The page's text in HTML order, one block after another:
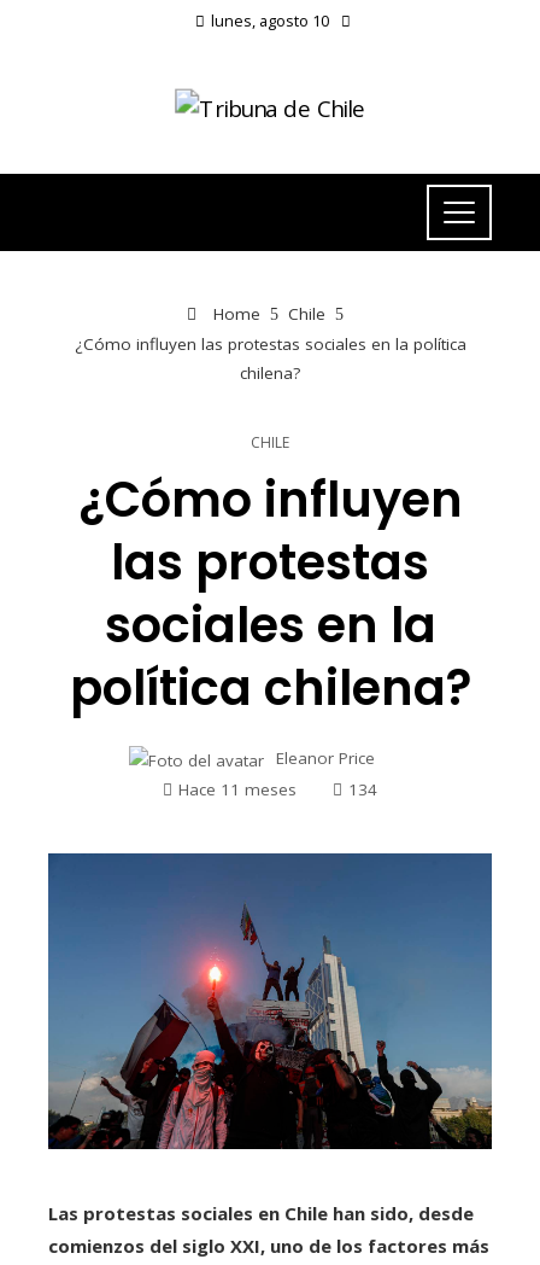
lunes, agosto 10
Home
Chile
¿Cómo influyen las protestas sociales en la política
chilena?
CHILE
¿Cómo influyen
las protestas
sociales en la
política chilena?
Eleanor Price
Hace 11 meses
134
Las protestas sociales en Chile han sido, desde
comienzos del siglo XXI, uno de los factores más